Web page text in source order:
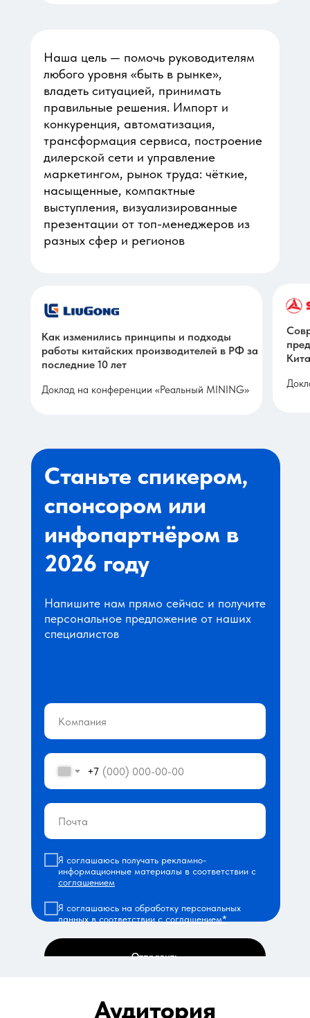
Наша цель — помочь руководителям
любого уровня «быть в рынке»,
владеть ситуацией, принимать
правильные решения. Импорт и
конкуренция, автоматизация,
трансформация сервиса, построение
дилерской сети и управление
маркетингом, рынок труда: чёткие,
насыщенные, компактные
выступления, визуализированные
презентации от топ-менеджеров из
разных сфер и регионов
Как изменились принципы и подходы
работы китайских производителей в РФ за
последние 10 лет
Доклад на конференции «Реальный MINING»
Станьте спикером,
спонсором или
инфопартнёром в
2026 году
Напишите нам прямо сейчас и получите
персональное предложение от наших
специалистов
+7
Я соглашаюсь получать рекламно-
информационные материалы в соответствии с
соглашением
Я соглашаюсь на обработку персональных
данных в соответствии с соглашением*
Отправить
Аудитория